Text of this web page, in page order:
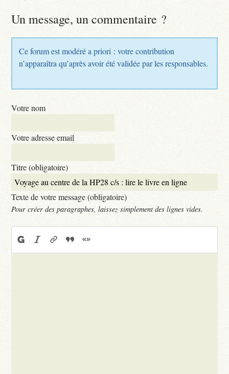
Un message, un commentaire ?
Ce forum est modéré a priori : votre contribution
n’apparaîtra qu’après avoir été validée par les responsables.
Votre nom
Votre adresse email
Titre (obligatoire)
Texte de votre message (obligatoire)
Pour créer des paragraphes, laissez simplement des lignes vides.